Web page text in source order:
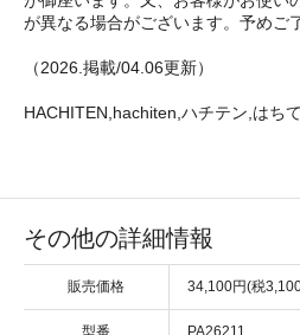
が異なる場合がございます。予めご
（2026.掲載/04.06更新）
HACHITEN,hachiten,ハチテン,はち
その他の詳細情報
販売価格 34,100円(税
型番 PA26211